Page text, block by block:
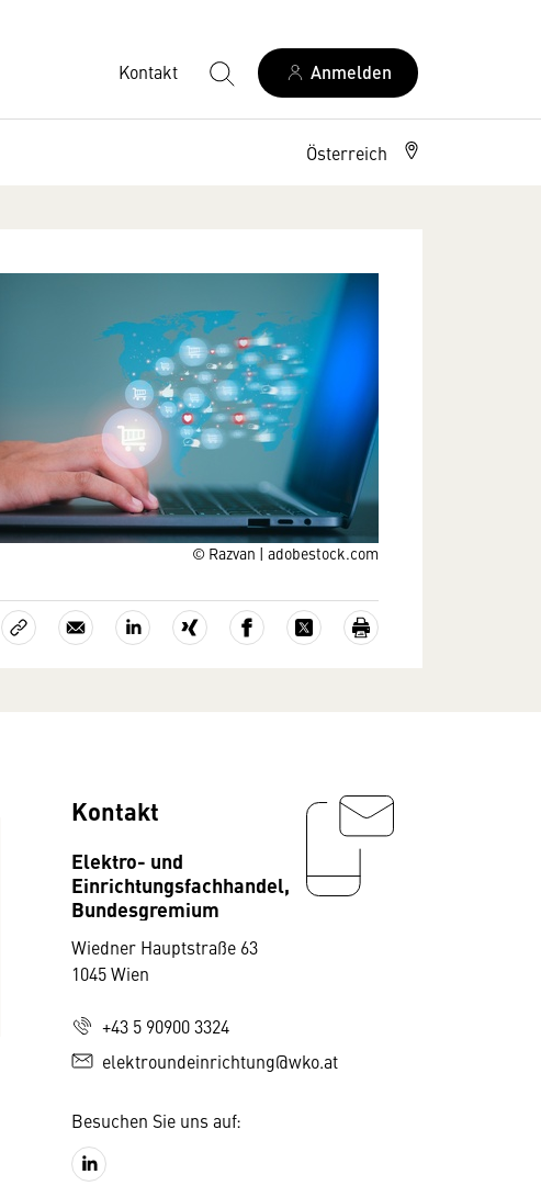
Kontakt Anmelden
Österreich
© Razvan | adobestock.com
Kontakt
Elektro- und
Einrichtungsfachhandel,
Bundesgremium
Wiedner Hauptstraße 63
1045 Wien
+43 5 90900 3324
elektroundeinrichtung@wko.at
Besuchen Sie uns auf: